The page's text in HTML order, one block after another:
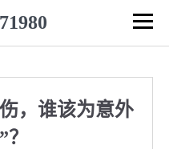
，谁该为意外